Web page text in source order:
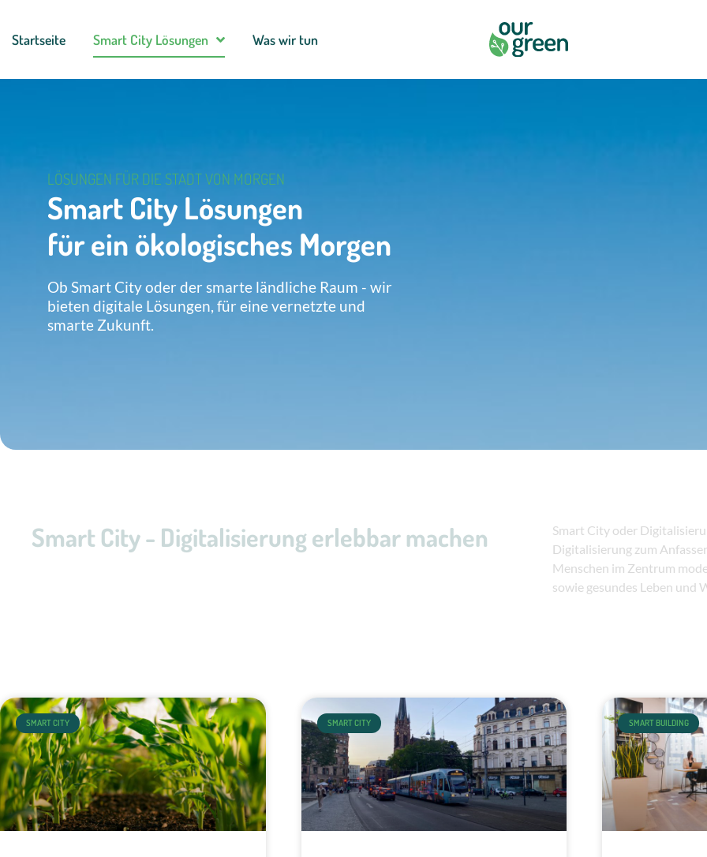
Startseite Smart City Lösungen Was wir tun
LÖSUNGEN FÜR DIE STADT VON MORGEN
Smart City Lösungen
für ein ökologisches Morgen
Ob Smart City oder der smarte ländliche Raum - wir
bieten digitale Lösungen, für eine vernetzte und
smarte Zukunft.
Smart City - Digitalisierung erlebbar machen
Smart City oder
Digitalisierung zum
Menschen im Zentrum
sowie gesundes Leben und
SMART CITY SMART CITY SMART BUILDING